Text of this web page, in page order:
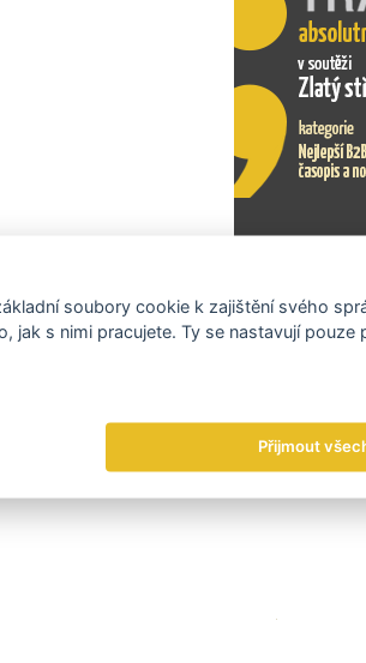
Exportní
soubory cookie k zajištění svého
jak s nimi pracujete. Ty se nastavují pouze
Přijmout